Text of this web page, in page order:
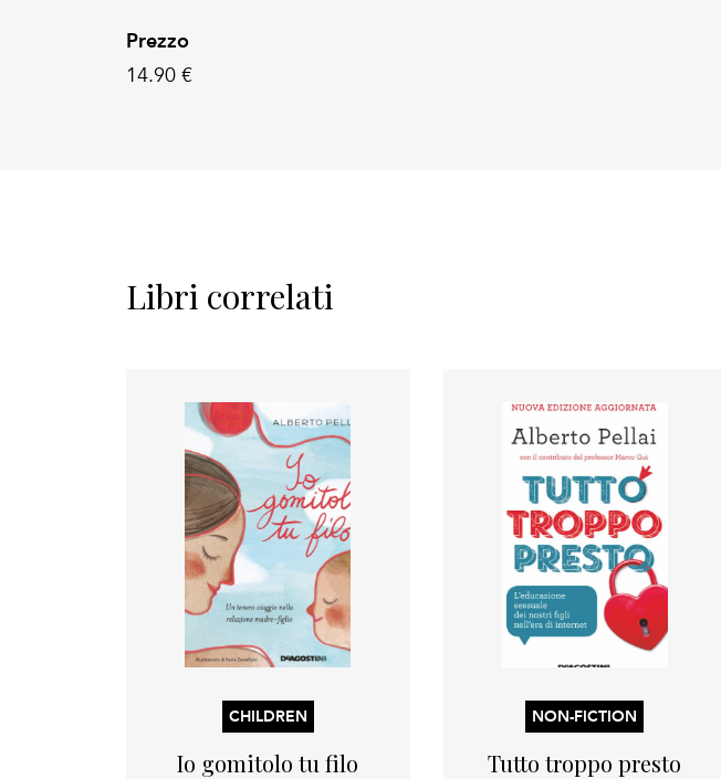
Prezzo
14.90 €
Libri correlati
CHILDREN
Io gomitolo tu filo
NON-FICTION
Tutto troppo presto